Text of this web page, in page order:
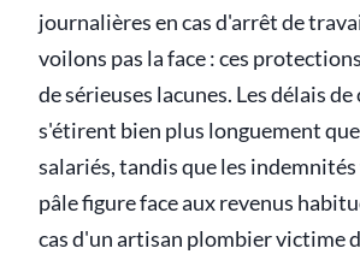
journalières en cas d'arrêt de
voilons pas la face : ces
de sérieuses lacunes. Les délais de
s'étirent bien plus longuement
salariés, tandis que les
pâle figure face aux revenus
cas d'un artisan plombier victime